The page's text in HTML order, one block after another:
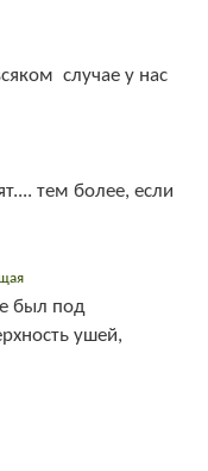
случае у нас
тем более, если
был под
ушей,